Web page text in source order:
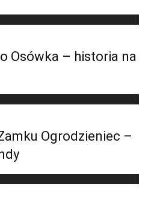
Osówka – historia na
Ogrodzieniec –